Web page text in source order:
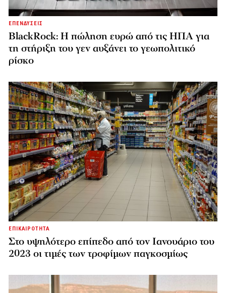
ΕΠΕΝΔΥΣΕΙΣ
BlackRock: Η πώληση ευρώ από τις ΗΠΑ για
τη στήριξη του γεν αυξάνει το γεωπολιτικό
ρίσκο
ΕΠΙΚΑΙΡΟΤΗΤΑ
Στο υψηλότερο επίπεδο από τον Ιανουάριο του
2023 οι τιμές των τροφίμων παγκοσμίως